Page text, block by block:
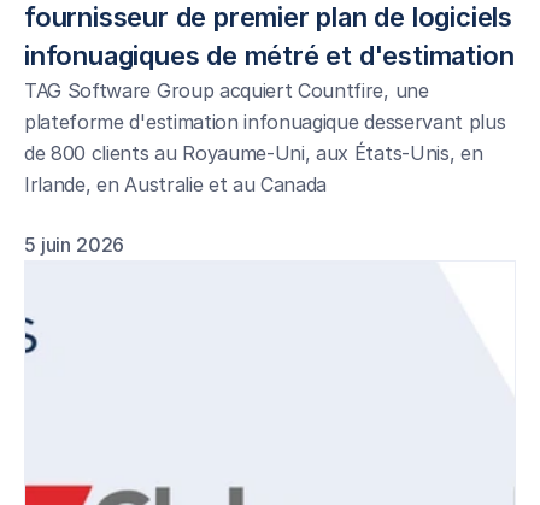
fournisseur de premier plan de logiciels
TAG Software Group acquiert Countfire, une
plateforme d'estimation infonuagique desservant plus
de 800 clients au Royaume-Uni, aux États-Unis, en
Irlande, en Australie et au Canada
5 juin 2026